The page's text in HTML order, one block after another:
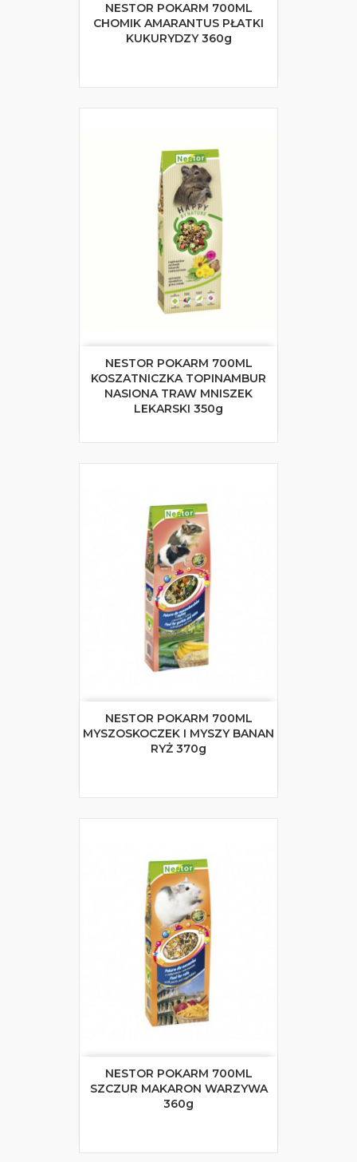
NESTOR POKARM 700ML
CHOMIK AMARANTUS PŁATKI
KUKURYDZY 360g
NESTOR POKARM 700ML
KOSZATNICZKA TOPINAMBUR
NASIONA TRAW MNISZEK
LEKARSKI 350g
NESTOR POKARM 700ML
MYSZOSKOCZEK I MYSZY BANAN
RYŻ 370g
NESTOR POKARM 700ML
SZCZUR MAKARON WARZYWA
360g